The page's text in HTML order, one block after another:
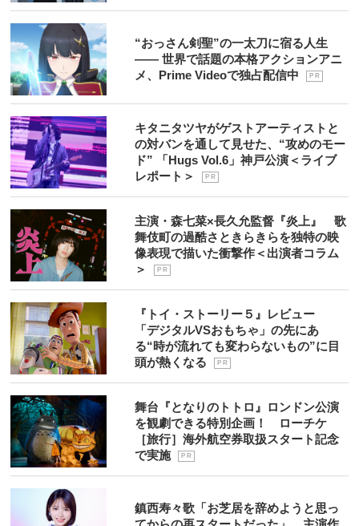
“おっさん剣聖”の一太刀に宿る人生
―― 世界で話題の本格アクションアニ
メ、Prime Videoで独占配信中
P R
キタニタツヤがゲストアーティストと
の対バンを通して見せた、“攻めのモー
ド” 「Hugs Vol.6」神戸公演＜ライブ
レポート＞
P R
主演・森七菜×長久允監督『炎上』 歌
舞伎町の過酷さときらきらを独特の映
像表現で描いた衝撃作＜出演者コラム
＞
P R
『トイ・ストーリー５』レビュー
「デジタルVSおもちゃ」の先にあ
る“時が流れても変わらないもの”に目
頭が熱くなる
P R
舞台『となりのトトロ』ロンドン公演
を観劇できる特別企画！ ローチケ
［旅行］海外航空券取扱スタート記念
で実施
P R
鎮西寿々歌「お芝居を辞めようと思っ